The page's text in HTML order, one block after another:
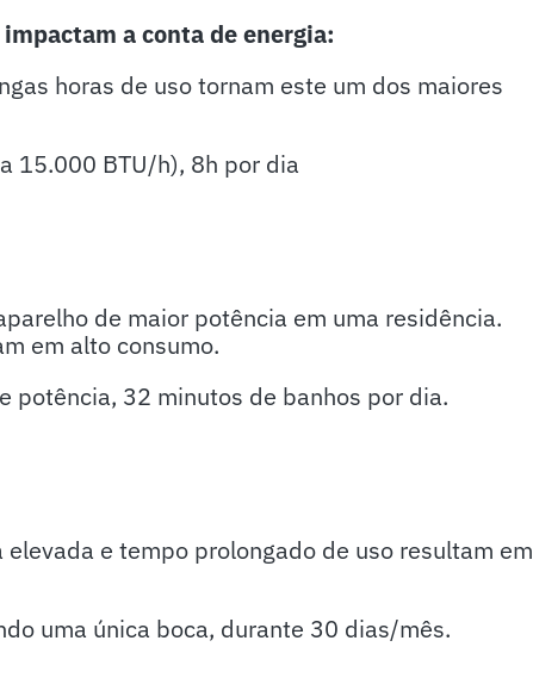
a conta de energia:
horas de uso tornam este um dos maiores
15.000 BTU/h), 8h por dia
de maior potência em uma residência.
em alto consumo.
potência, 32 minutos de banhos por dia.
elevada e tempo prolongado de uso resultam em
uma única boca, durante 30 dias/mês.